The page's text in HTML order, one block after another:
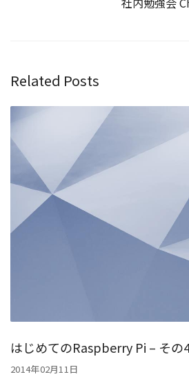
Related Posts
はじめてのRaspberry Pi – その
2014年02月11日